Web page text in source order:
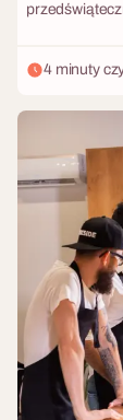
miesiące.
roku. Taka
budżet
Pojawia się
przejść od
do luźnej,
"biznesem"
4 minuty